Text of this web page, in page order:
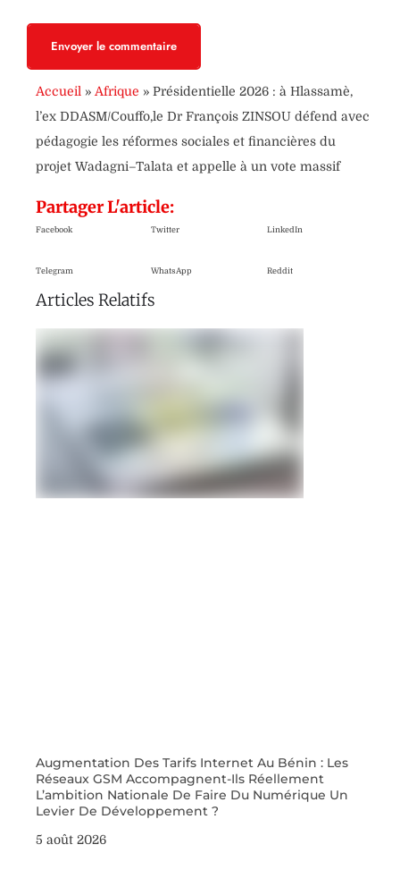
Envoyer le commentaire
Accueil » Afrique » Présidentielle 2026 : à Hlassamè,
l’ex DDASM/Couffo,le Dr François ZINSOU défend avec
pédagogie les réformes sociales et financières du
projet Wadagni–Talata et appelle à un vote massif
Partager L'article:
Facebook Twitter LinkedIn
Telegram WhatsApp Reddit
Articles Relatifs
Augmentation Des Tarifs Internet Au Bénin : Les
Réseaux GSM Accompagnent-Ils Réellement
L’ambition Nationale De Faire Du Numérique Un
Levier De Développement ?
5 août 2026